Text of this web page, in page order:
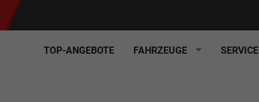
TOP-ANGEBOTE FAHRZEUGE SERVICE